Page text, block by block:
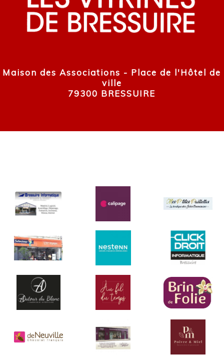
Maison des Associations - Place de l'Hôtel de
ville
79300 BRESSUIRE